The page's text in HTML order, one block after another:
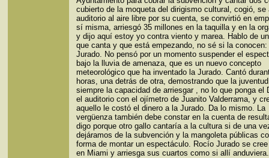
cubierto de la moqueta del dirigismo cultural, cogió, se
auditorio al aire libre por su cuenta, se convirtió en
sí misma, arriesgó 35 millones en la taquilla y en la
y dijo aquí estoy yo contra viento y marea. Hablo de
que canta y que está empezando, no sé si la
Jurado. No pensó por un momento suspender el
bajo la lluvia de amenaza, que es un nuevo concepto
meteorológico que ha inventado la Jurado. Cantó
horas, una detrás de otra, demostrando que la
siempre la capacidad de arriesgar , no lo que ponga el
el auditorio con el ojímetro de Juanito Valderrama, y
aquello le costó el dinero a la Jurado. Da lo mismo. La
vergüenza también debe constar en la cuenta de
digo porque otro gallo cantaría a la cultura si de una
dejáramos de la subvención y la mangoleta públicas
forma de montar un espectáculo. Rocío Jurado se
en Miami y arriesga sus cuartos como si allí